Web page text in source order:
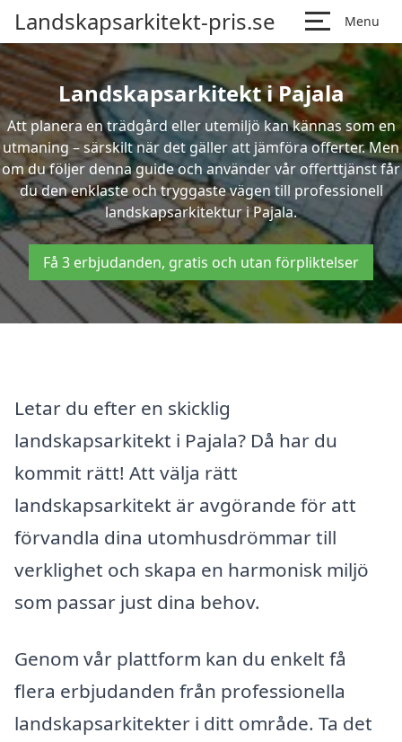
Landskapsarkitekt-pris.se Menu
Landskapsarkitekt i Pajala
Att planera en trädgård eller utemiljö kan kännas som en
utmaning – särskilt när det gäller att jämföra offerter. Men
om du följer denna guide och använder vår offerttjänst får
du den enklaste och tryggaste vägen till professionell
landskapsarkitektur i Pajala.
Få 3 erbjudanden, gratis och utan förpliktelser
Letar du efter en skicklig
landskapsarkitekt i Pajala? Då har du
kommit rätt! Att välja rätt
landskapsarkitekt är avgörande för att
förvandla dina utomhusdrömmar till
verklighet och skapa en harmonisk miljö
som passar just dina behov.
Genom vår plattform kan du enkelt få
flera erbjudanden från professionella
landskapsarkitekter i ditt område. Ta det